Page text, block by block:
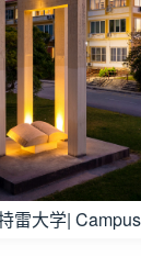
雷大学|